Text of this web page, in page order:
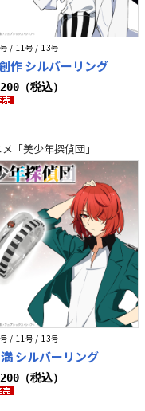
/ 11号 / 13号
作 シルバーリング
（税込）
「美少年探偵団」
/ 11号 / 13号
シルバーリング
（税込）